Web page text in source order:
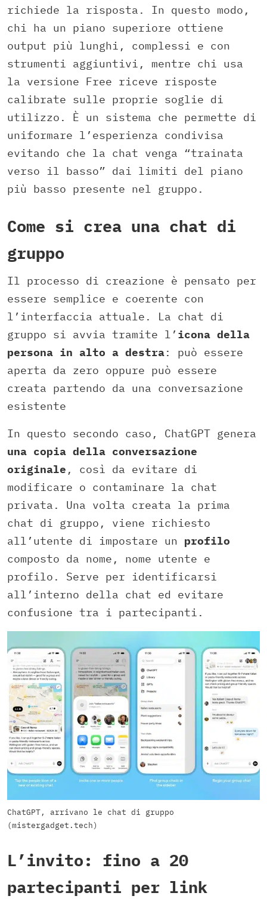
richiede la risposta. In questo modo,
chi ha un piano superiore ottiene
output più lunghi, complessi e con
strumenti aggiuntivi, mentre chi usa
la versione Free riceve risposte
calibrate sulle proprie soglie di
utilizzo. È un sistema che permette di
uniformare l’esperienza condivisa
evitando che la chat venga “trainata
verso il basso” dai limiti del piano
più basso presente nel gruppo.
Come si crea una chat di
gruppo
Il processo di creazione è pensato per
essere semplice e coerente con
l’interfaccia attuale. La chat di
gruppo si avvia tramite l’ icona della
persona in alto a destra: può essere
aperta da zero oppure può essere
creata partendo da una conversazione
esistente
In questo secondo caso, ChatGPT genera
una copia della conversazione
originale , così da evitare di
modificare o contaminare la chat
privata. Una volta creata la prima
chat di gruppo, viene richiesto
all’utente di impostare un profilo
composto da nome, nome utente e
profilo. Serve per identificarsi
all’interno della chat ed evitare
confusione tra i partecipanti.
ChatGPT, arrivano le chat di gruppo
(mistergadget.tech)
L’invito: fino a 20
partecipanti per link